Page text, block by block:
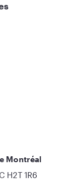
Montréal
H2T 1R6